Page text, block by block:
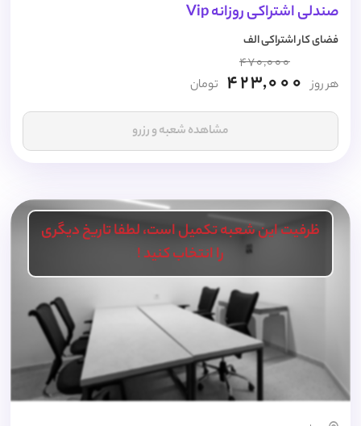
صندلی اشتراکی روزانه Vip
فضای کار اشتراکی الف
هر روز
470,000
423,000 تومان
مشاهده شعبه و رزرو
ظرفیت این شعبه تکمیل است، لطفا تاریخ دیگری
را انتخاب کنید !